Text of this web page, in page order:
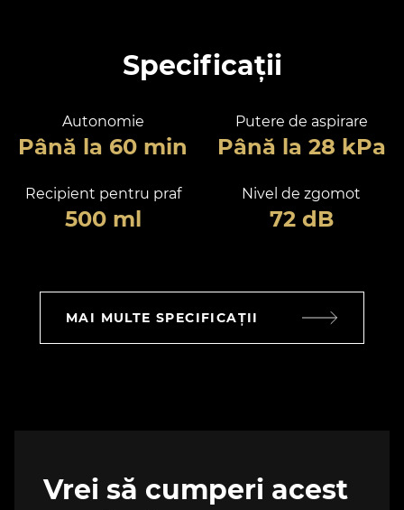
Specificații
Autonomie
Până la 60 min
Putere de aspirare
Până la 28 kPa
Recipient pentru praf
500 ml
Nivel de zgomot
72 dB
MAI MULTE SPECIFICAȚII
Vrei să cumperi acest